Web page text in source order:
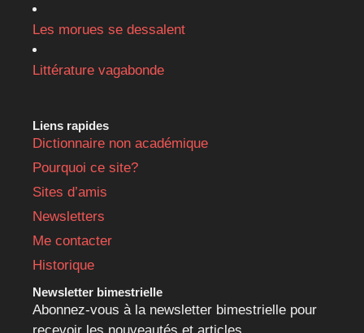
Les morues se dessalent
Littérature vagabonde
Liens rapides
Dictionnaire non académique
Pourquoi ce site?
Sites d’amis
Newsletters
Me contacter
Historique
Newsletter bimestrielle
Abonnez-vous à la newsletter bimestrielle pour